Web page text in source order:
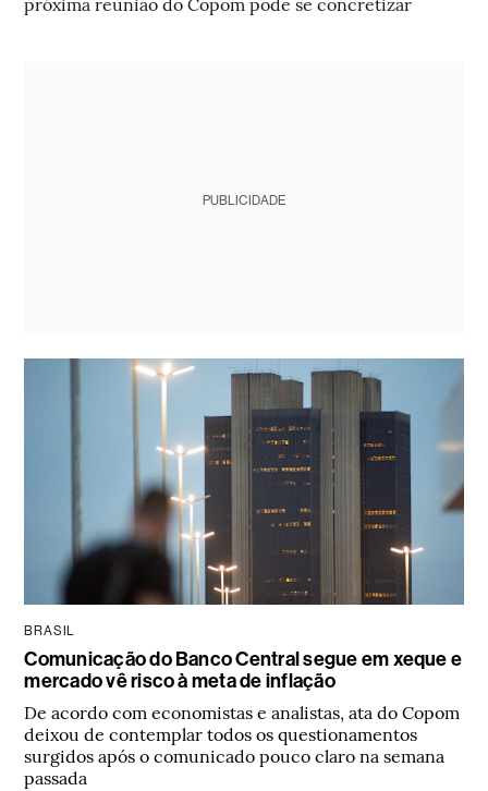
PUBLICIDADE
BRASIL
Comunicação do Banco Central segue em xeque e
mercado vê risco à meta de inflação
De acordo com economistas e analistas, ata do Copom
deixou de contemplar todos os questionamentos
surgidos após o comunicado pouco claro na semana
passada